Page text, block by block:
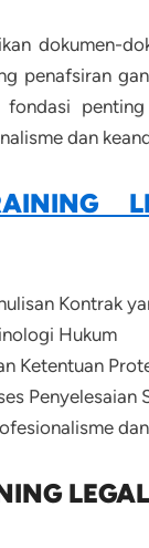
dokumen-
penafsiran
fondasi
dan
Kontrak
Hukum
Ketentuan
Penyelesaian